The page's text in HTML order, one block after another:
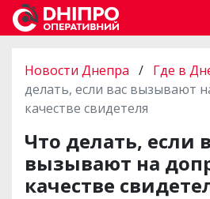
Новости Днепра / Где в
делать, если вас вызывают
качестве свидетеля
Что делать, если
вызывают на
качестве